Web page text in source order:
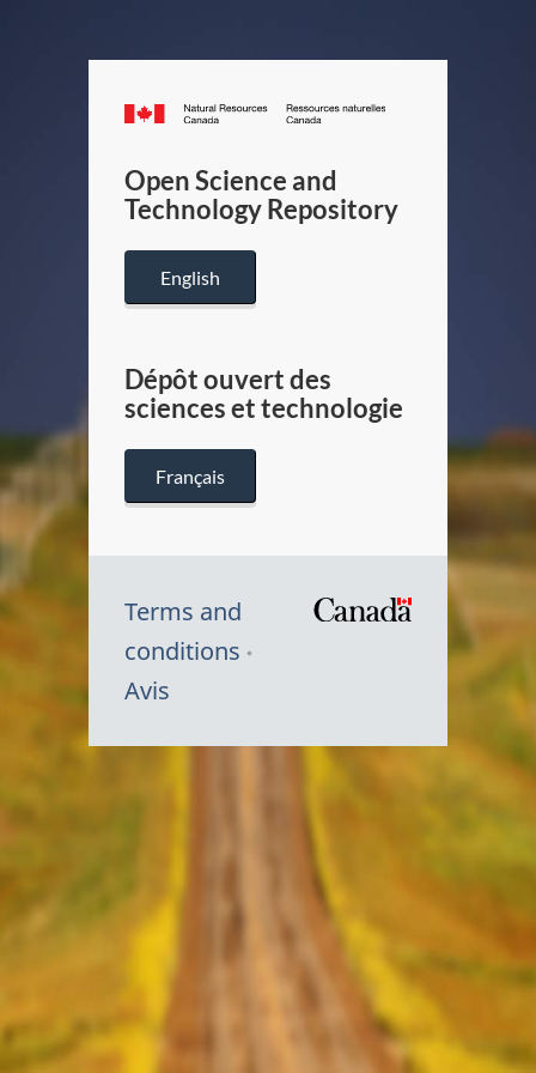
Canada.ca
/
Canada
Open Science and
Technology Repository
English
Dépôt ouvert des
sciences et technologie
Français
Terms and
conditions
Avis
Symbole
Canada